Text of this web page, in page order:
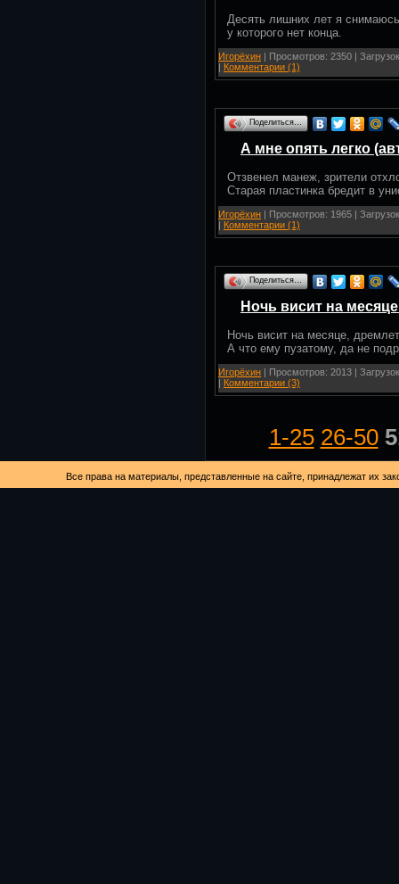
Десять лишних лет я
у которого нет конца.
Игорёхин | Просмотров: 2350 |
| Комментарии (1)
Поделиться…
А мне опять легко
Отзвенел манеж, зрители
Старая пластинка бредит в
Игорёхин | Просмотров: 1965 |
| Комментарии (1)
Поделиться…
Ночь висит на
Ночь висит на месяце,
А что ему пузатому, да не
Игорёхин | Просмотров: 2013 |
| Комментарии (3)
1-25 26-50
Все права на материалы, представленные на сайте, принадлежат их